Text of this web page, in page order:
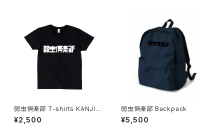
弱虫倶楽部 T-shirts KANJI L
OGO
¥2,500
弱虫倶楽部 Backpack
¥5,500